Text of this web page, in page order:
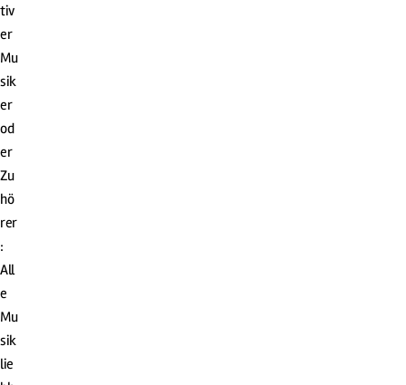
tiv
er
Mu
sik
er
od
er
Zu
hö
rer
:
All
e
Mu
sik
lie